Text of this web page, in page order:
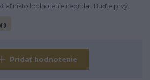
0
nikto hodnotenie nepridal. Buďte prvý.
Pridať hodnotenie